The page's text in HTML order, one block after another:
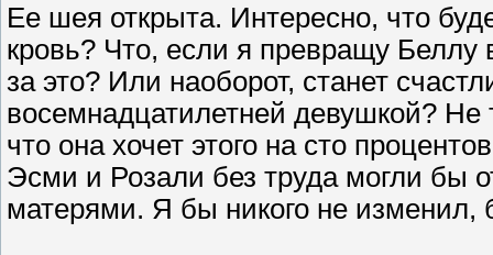
Ее шея открыта. Интересно, что
кровь? Что, если я превращу
за это? Или наоборот, станет
восемнадцатилетней девушкой?
что она хочет этого на сто
Эсми и Розали без труда могли бы
матерями. Я бы никого не изменил,